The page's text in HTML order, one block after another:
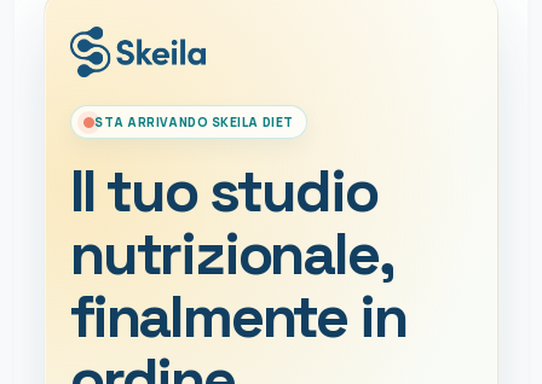
STA ARRIVANDO SKEILA DIET
Il tuo studio
nutrizionale,
finalmente in